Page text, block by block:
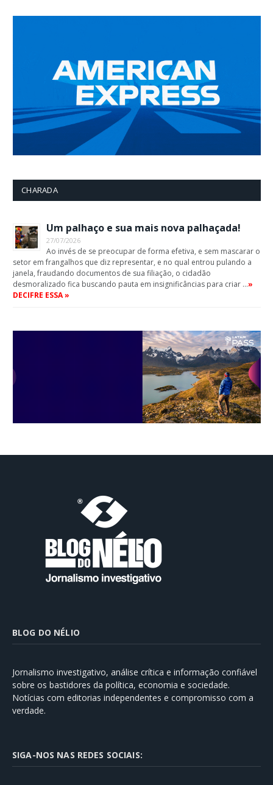
CHARADA
Um palhaço e sua mais nova palhaçada!
27/07/2026
Ao invés de se preocupar de forma efetiva, e sem mascarar o
setor em frangalhos que diz representar, e no qual entrou pulando a
janela, fraudando documentos de sua filiação, o cidadão
desmoralizado fica buscando pauta em insignificâncias para criar …»
DECIFRE ESSA »
BLOG DO NÉLIO
Jornalismo investigativo, análise crítica e informação confiável
sobre os bastidores da política, economia e sociedade.
Notícias com editorias independentes e compromisso com a
verdade.
SIGA-NOS NAS REDES SOCIAIS: